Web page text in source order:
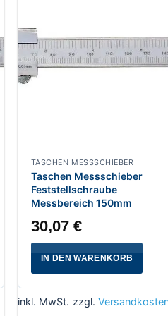
TASCHEN MESSSCHIEBER
Taschen Messschieber
Feststellschraube
Messbereich 150mm
30,07 €
IN DEN WARENKORB
inkl. MwSt. zzgl.